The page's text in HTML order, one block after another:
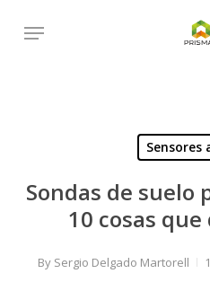
Menu
Sensores
Sondas de suelo
10 cosas
By Sergio Delgado Martorell